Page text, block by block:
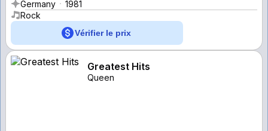
Germany
1981
Rock
Vérifier le prix
Greatest Hits
Queen